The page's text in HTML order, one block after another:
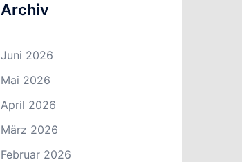
Archiv
Juni 2026
Mai 2026
April 2026
März 2026
Februar 2026